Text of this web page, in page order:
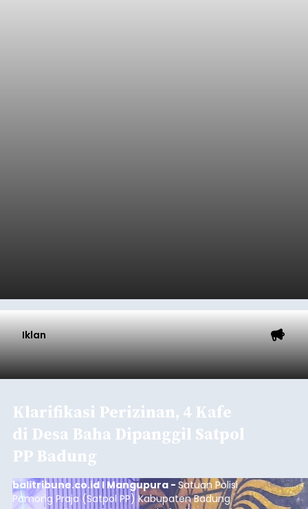
Iklan
Klarifikasi Perizinan, 4 Kafe
di Desa Baha Dipanggil Satpol
PP Badung
balitribune.co.id I Mangupura - Satuan Polisi
Pamong Praja (Satpol PP) Kabupaten Badung